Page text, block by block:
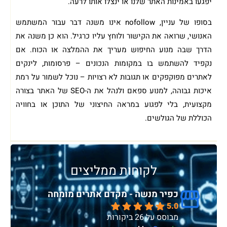
בסופו של עניין, nofollow אינו משנה דבר עבור המשתמש
האנושי, שרואה את הקישור ולוחץ עליו כרגיל. הוא כן משנה את
הדרך שבה מנוע החיפוש מעריך את ההמלצה או הכוח. אם
נקפיד להשתמש בו במקומות הנכונים – פרסומות, לינקים
לאתרים מפוקפקים או תגובות לא רצויות – נוכל לשמור על רמת
איכות גבוהה, למנוע ספאם ולנהל את ה-SEO של האתר בצורה
מקצועית, בלי לפגוע במראה החיצוני של התוכן או בחוויה
הכוללת של הגולשים.
לקוחות ממליצים
כפיר מנשה - מקדם אתרים מומחה
5.0
מבוסס על 26 ביקורות